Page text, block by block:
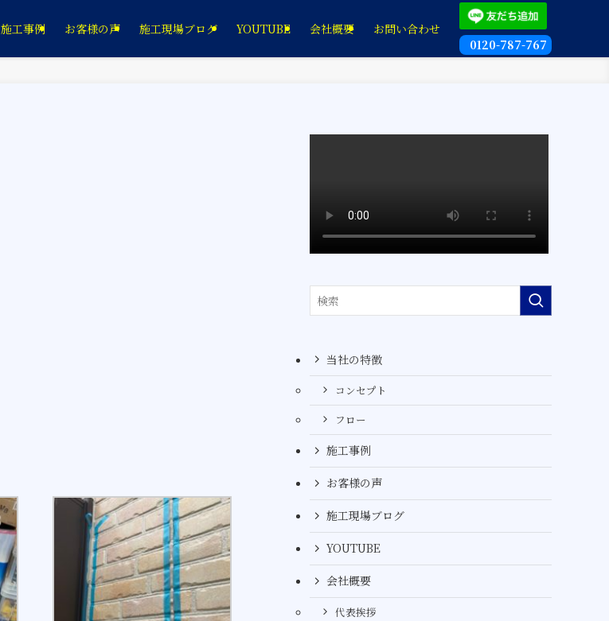
施工事例 お客様の声 施工現場ブログ YOUTUBE 会社概要
お問い合わせ
0120-787-767
当社の特徴
コンセプト
フロー
施工事例
お客様の声
施工現場ブログ
YOUTUBE
会社概要
代表挨拶